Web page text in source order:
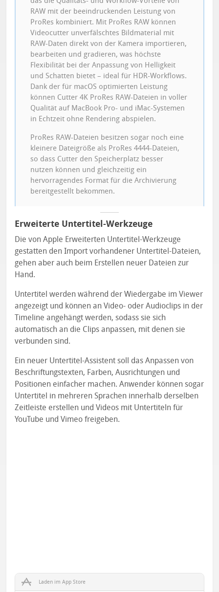
RAW mit der beeindruckenden Leistung von
ProRes kombiniert. Mit ProRes RAW können
Videocutter unverfälschtes Bildmaterial mit
RAW-Daten direkt von der Kamera importieren,
bearbeiten und gradieren, was höchste
Flexibilität bei der Anpassung von Helligkeit
und Schatten bietet – ideal für HDR-Workflows.
Dank der für macOS optimierten Leistung
können Cutter 4K ProRes RAW-Dateien in voller
Qualität auf MacBook Pro- und iMac-Systemen
in Echtzeit ohne Rendering abspielen.
ProRes RAW-Dateien besitzen sogar noch eine
kleinere Dateigröße als ProRes 4444-Dateien,
so dass Cutter den Speicherplatz besser
nutzen können und gleichzeitig ein
hervorragendes Format für die Archivierung
bereitgestellt bekommen.
Erweiterte Untertitel-Werkzeuge
Die von Apple Erweiterten Untertitel-Werkzeuge
gestatten den Import vorhandener Untertitel-Dateien,
gehen aber auch beim Erstellen neuer Dateien zur
Hand.
Untertitel werden während der Wiedergabe im Viewer
angezeigt und können an Video- oder Audioclips in der
Timeline angehängt werden, sodass sie sich
automatisch an die Clips anpassen, mit denen sie
verbunden sind.
Ein neuer Untertitel-Assistent soll das Anpassen von
Beschriftungstexten, Farben, Ausrichtungen und
Positionen einfacher machen. Anwender können sogar
Untertitel in mehreren Sprachen innerhalb derselben
Zeitleiste erstellen und Videos mit Untertiteln für
YouTube und Vimeo freigeben.
Laden im App Store